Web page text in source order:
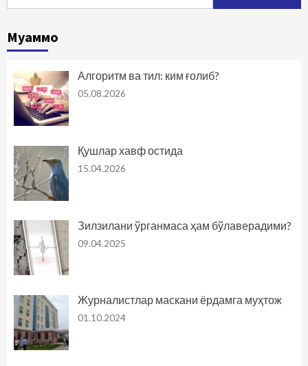
Муаммо
Алгоритм ва тил: ким ғолиб?
05.08.2026
Қушлар хавф остида
15.04.2026
Зилзилани ўрганмаса ҳам бўлаверадими?
09.04.2025
Журналистлар маскани ёрдамга муҳтож
01.10.2024